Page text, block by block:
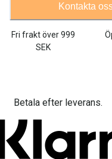
Kontakta
Fri frakt över999
SEK
Betala efter leverans.